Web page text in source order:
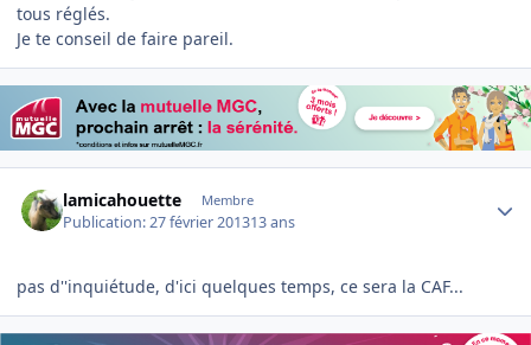
tous réglés.
Je te conseil de faire pareil.
lamicahouette Membre
Publication:27 février 201313 ans
pas d''inquiétude, d'ici quelques temps, ce sera la CAF...